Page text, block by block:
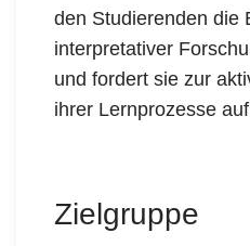
den Studierenden die
interpretativer
und fordert sie zur
ihrer Lernprozesse
Zielgruppe